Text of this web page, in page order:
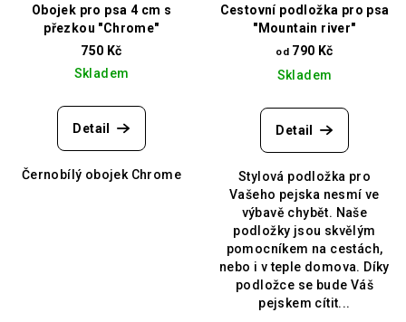
Obojek pro psa 4 cm s
přezkou "Chrome"
750 Kč
Skladem
Detail
Černobílý obojek Chrome
Cestovní podložka pro psa
"Mountain river"
od 790 Kč
Skladem
Detail
Stylová podložka pro
Vašeho pejska nesmí ve
výbavě chybět. Naše
podložky jsou skvělým
pomocníkem na cestách,
nebo i v teple domova. Díky
podložce se bude Váš
pejskem cítit...